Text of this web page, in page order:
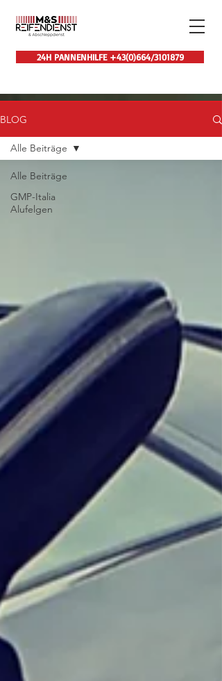
24H PANNENHILFE +43(0)664/3101879
BLOG
Alle Beiträge
GMP-Italia
Alufelgen
Alle Beiträge